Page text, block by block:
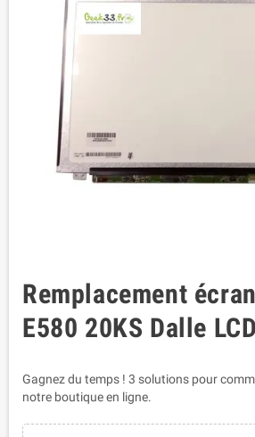
Remplacement
E580 20KS Dalle
Gagnez du temps ! 3 solutions pour
notre boutique en ligne.